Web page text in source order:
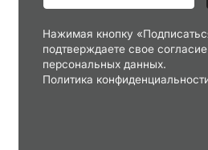
Нажимая кнопку
подтверждаете свое
персональных данных.
Политика